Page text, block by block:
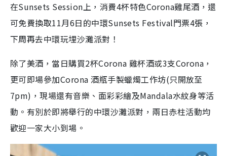
在Sunsets Session上，消費4杯特色Corona雞尾酒，還
可免費換取11月6日的中環Sunsets Festival門票4張，
下周再去中環玩埋沙灘派對！
除了美酒，當日購買2杯Corona 雞杯酒或3支Corona，
更可即場參加Corona 酒瓶手製蠟燭工作坊(只開放至
7pm)，現場還有音樂、面彩彩繪及Mandala水紋身等活
動。有別於即將舉行的中環沙灘派對，兩日赤柱活動均
歡迎一家大小到場。